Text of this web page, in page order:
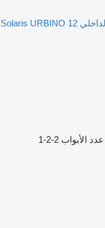
باص النقل الداخلي Solaris URBINO 12
عدد الأبواب 2-2-1